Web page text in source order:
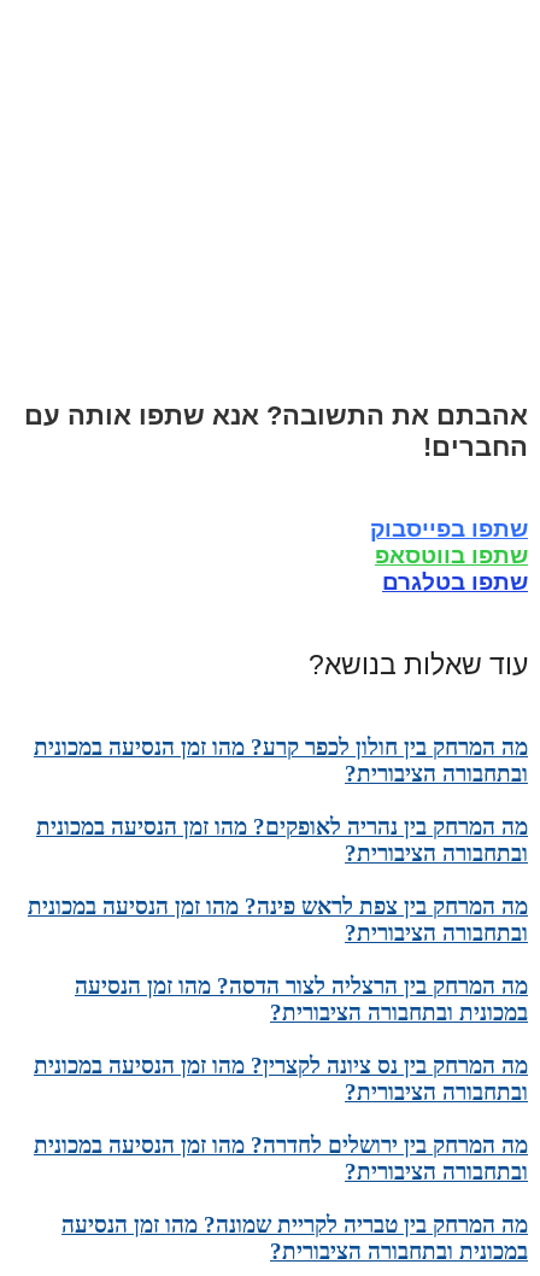
אהבתם את התשובה? אנא שתפו אותה עם
החברים!
שתפו בפייסבוק
שתפו בווטסאפ
שתפו בטלגרם
עוד שאלות בנושא?
מה המרחק בין חולון לכפר קרע? מהו זמן הנסיעה במכונית
ובתחבורה הציבורית?
מה המרחק בין נהריה לאופקים? מהו זמן הנסיעה במכונית
ובתחבורה הציבורית?
מה המרחק בין צפת לראש פינה? מהו זמן הנסיעה במכונית
ובתחבורה הציבורית?
מה המרחק בין הרצליה לצור הדסה? מהו זמן הנסיעה
במכונית ובתחבורה הציבורית?
מה המרחק בין נס ציונה לקצרין? מהו זמן הנסיעה במכונית
ובתחבורה הציבורית?
מה המרחק בין ירושלים לחדרה? מהו זמן הנסיעה במכונית
ובתחבורה הציבורית?
מה המרחק בין טבריה לקריית שמונה? מהו זמן הנסיעה
במכונית ובתחבורה הציבורית?